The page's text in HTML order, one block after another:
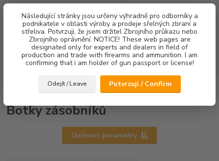
Následující stránky jsou určeny výhradně pro odborníky a
podnikatele v oblasti výroby a prodeje sřelných zbraní a
střeliva. Potvrzuji, že jsem držitel Zbrojního průkazu nebo
Zbrojního oprávnění. NOTICE! These web pages are
designated only for experts and dealers in field of
production and trade with firearms and ammunition. I am
confirming that i am holder of gun passport or license!
Odejít / Leave Potvrzuji / Confirm
Menu
Hledat
za0,00 Kč
Botky zásobníků
Botky zásobníků
Upřesnit parametry